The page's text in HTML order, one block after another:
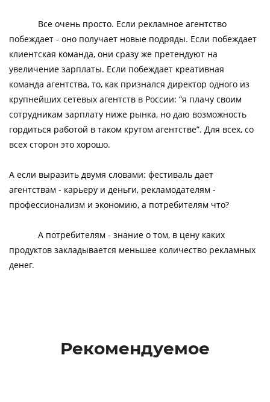
Все очень просто. Если рекламное агентство
побеждает - оно получает новые подряды. Если побеждает
клиентская команда, они сразу же претендуют на
увеличение зарплаты. Если побеждает креативная
команда агентства, то, как признался директор одного из
крупнейших сетевых агентств в России: “я плачу своим
сотрудникам зарплату ниже рынка, но даю возможность
гордиться работой в таком крутом агентстве”. Для всех, со
всех сторон это хорошо.
А если выразить двумя словами: фестиваль дает
агентствам - карьеру и деньги, рекламодателям -
профессионализм и экономию, а потребителям что?
А потребителям - знание о том, в цену каких
продуктов закладывается меньшее количество рекламных
денег.
Рекомендуемое